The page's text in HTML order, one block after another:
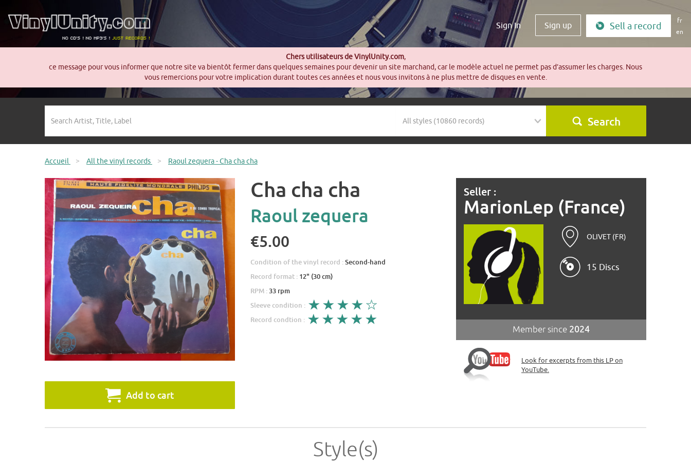
Chers utilisateurs de VinylUnity.com,
ce message pour vous informer que notre site va bientôt fermer dans quelques semaines pour devenir un site marchand, car le modèle actuel ne permet pas d’assumer les charges. Nous
vous remercions pour votre implication durant toutes ces années et nous vous invitons à ne plus mettre de disques en vente.
Sign In Sign up Sell a record
fr
en
Search
Accueil > All the vinyl records > Raoul zequera - Cha cha cha
Add to cart
Cha cha cha
Raoul zequera
€5.00
Condition of the vinyl record :Second-hand
Record format : 12" (30 cm)
RPM : 33 rpm
Sleeve condition :
Record condtion :
Seller :
MarionLep (France)
OLIVET (FR)
15 Discs
Member since 2024
Look for excerpts from this LP on
YouTube.
Style(s)